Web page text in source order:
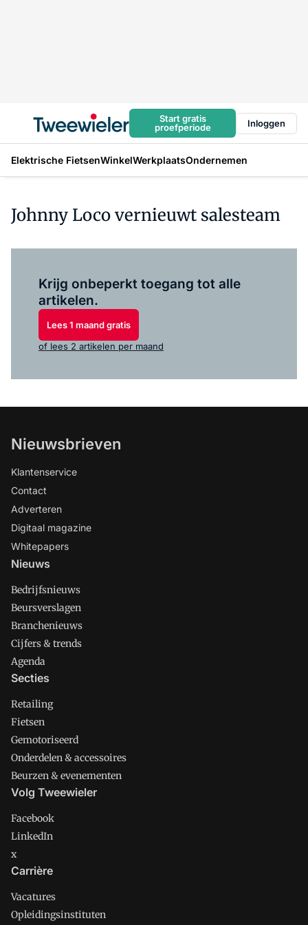
Start gratis
proefperiode
Inloggen
Elektrische FietsenWinkelWerkplaatsOndernemen
Johnny Loco vernieuwt salesteam
Krijg onbeperkt toegang tot alle
artikelen.
Lees 1 maand gratis
of lees 2 artikelen per maand
Nieuwsbrieven
Klantenservice
Contact
Adverteren
Digitaal magazine
Whitepapers
Nieuws
Bedrijfsnieuws
Beursverslagen
Branchenieuws
Cijfers & trends
Agenda
Secties
Retailing
Fietsen
Gemotoriseerd
Onderdelen & accessoires
Beurzen & evenementen
Volg Tweewieler
Facebook
LinkedIn
x
Carrière
Vacatures
Opleidingsinstituten